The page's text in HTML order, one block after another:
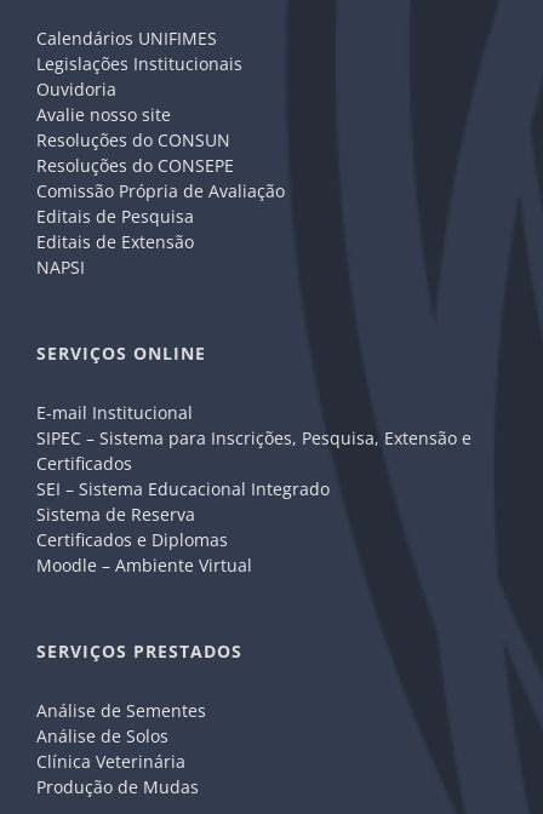
Calendários UNIFIMES
Legislações Institucionais
Ouvidoria
Avalie nosso site
Resoluções do CONSUN
Resoluções do CONSEPE
Comissão Própria de Avaliação
Editais de Pesquisa
Editais de Extensão
NAPSI
SERVIÇOS ONLINE
E-mail Institucional
SIPEC – Sistema para Inscrições, Pesquisa, Extensão e
Certificados
SEI – Sistema Educacional Integrado
Sistema de Reserva
Certificados e Diplomas
Moodle – Ambiente Virtual
SERVIÇOS PRESTADOS
Análise de Sementes
Análise de Solos
Clínica Veterinária
Produção de Mudas